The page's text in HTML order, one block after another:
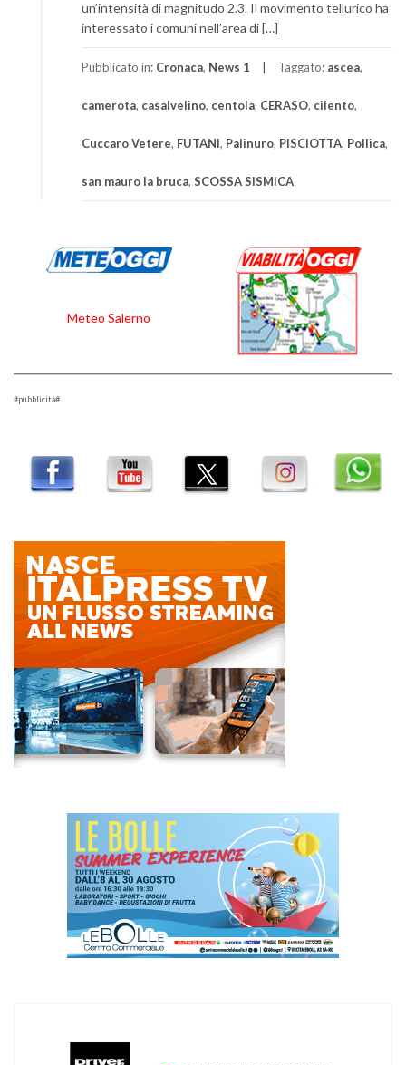
un’intensità di magnitudo 2.3. Il movimento tellurico ha
interessato i comuni nell’area di […]
Pubblicato in: Cronaca, News 1 Taggato: ascea,
camerota, casalvelino, centola, CERASO, cilento,
Cuccaro Vetere, FUTANI, Palinuro, PISCIOTTA, Pollica,
san mauro la bruca, SCOSSA SISMICA
Meteo Salerno
#pubblicità#